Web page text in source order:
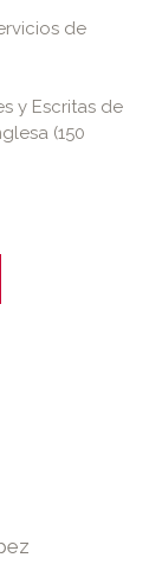
de
y Escritas de
(150